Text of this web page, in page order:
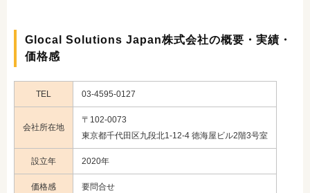
Glocal Solutions Japan株式会社の概要・実績・
価格感
TEL 03-4595-0127
会社所在地
〒102-0073
東京都千代田区九段北1-12-4 徳海屋ビル2階3号室
設立年 2020年
価格感 要問合せ